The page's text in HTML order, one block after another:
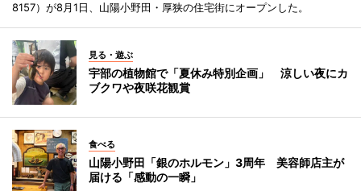
8157）が8月1日、山陽小野田・厚狭の住宅街にオープンした。
見る・遊ぶ
宇部の植物館で「夏休み特別企画」 涼しい夜にカ
ブクワや夜咲花観賞
食べる
山陽小野田「銀のホルモン」3周年 美容師店主が
届ける「感動の一瞬」